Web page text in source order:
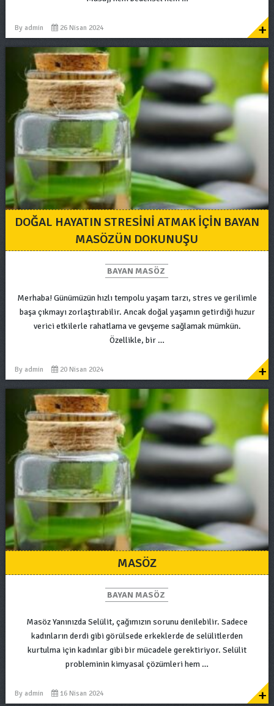
By admin 26 Nisan 2024 +
DOĞAL HAYATIN STRESINI ATMAK İÇIN BAYAN
MASÖZÜN DOKUNUŞU
BAYAN MASÖZ
Merhaba! Günümüzün hızlı tempolu yaşam tarzı, stres ve gerilimle
başa çıkmayı zorlaştırabilir. Ancak doğal yaşamın getirdiği huzur
verici etkilerle rahatlama ve gevşeme sağlamak mümkün.
Özellikle, bir …
By admin 20 Nisan 2024 +
MASÖZ
BAYAN MASÖZ
Masöz Yanınızda Selülit, çağımızın sorunu denilebilir. Sadece
kadınların derdi gibi görülsede erkeklerde de selülitlerden
kurtulma için kadınlar gibi bir mücadele gerektiriyor. Selülit
probleminin kimyasal çözümleri hem …
By admin 16 Nisan 2024 +